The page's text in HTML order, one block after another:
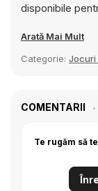
disponibile
Arată Mai Mult
Categorie: Jocuri
COMENTARII
Te rugăm să